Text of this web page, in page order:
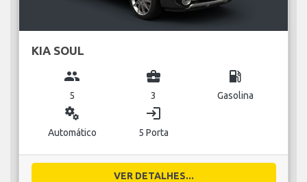
KIA SOUL
group
5
business_center
3
local_gas_station
Gasolina
miscellaneous_services
Automático
login
5 Porta
VER DETALHES...